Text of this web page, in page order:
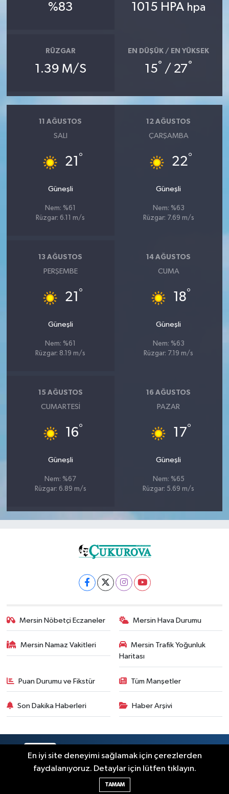
%83 1015 HPA hpa
RÜZGAR
1.39 M/S
EN DÜŞÜK / EN YÜKSEK
15° / 27°
11 AĞUSTOS
SALI
21 °
Güneşli
Nem: %61
Rüzgar: 6.11 m/s
12 AĞUSTOS
ÇARŞAMBA
22°
Güneşli
Nem: %63
Rüzgar: 7.69 m/s
13 AĞUSTOS
PERŞEMBE
21 °
Güneşli
Nem: %61
Rüzgar: 8.19 m/s
14 AĞUSTOS
CUMA
18°
Güneşli
Nem: %63
Rüzgar: 7.19 m/s
15 AĞUSTOS
CUMARTESI
16°
Güneşli
Nem: %67
Rüzgar: 6.89 m/s
16 AĞUSTOS
PAZAR
17°
Güneşli
Nem: %65
Rüzgar: 5.69 m/s
Mersin Nöbetçi Eczaneler Mersin Hava Durumu
Mersin Namaz Vakitleri
Mersin Trafik Yoğunluk
Haritası
Puan Durumu ve Fikstür Tüm Manşetler
Son Dakika Haberleri Haber Arşivi
Haber Yazılımı:
En iyi site deneyimi sağlamak için çerezlerden
faydalanıyoruz. Detaylar için lütfen tıklayın.
TAMAM